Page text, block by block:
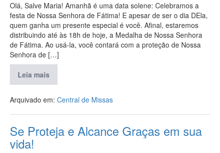
Olá, Salve Maria! Amanhã é uma data solene: Celebramos a
festa de Nossa Senhora de Fátima! E apesar de ser o dia DEla,
quem ganha um presente especial é você. Afinal, estaremos
distribuindo até às 18h de hoje, a Medalha de Nossa Senhora
de Fátima. Ao usá-la, você contará com a proteção de Nossa
Senhora de […]
Leia mais
Arquivado em: Central de Missas
Se Proteja e Alcance Graças em sua
vida!